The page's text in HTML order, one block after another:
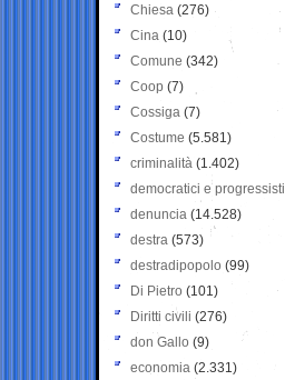
Chiesa (276)
Cina (10)
Comune (342)
Coop (7)
Cossiga (7)
Costume (5.581)
criminalità (1.402)
democratici e progressisti
denuncia (14.528)
destra (573)
destradipopolo (99)
Di Pietro (101)
Diritti civili (276)
don Gallo (9)
economia (2.331)